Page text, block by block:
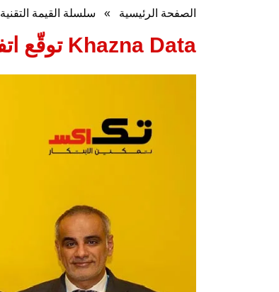
الصفحة الرئيسية » سلسلة القيمة التقنية
Khazna Data توقّع اتفاقية لإنشاء مركز بيانات للذكاء الاصطناعي في إيطاليا